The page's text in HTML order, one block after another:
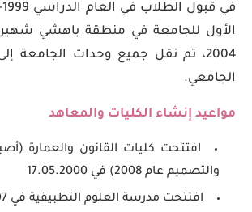
الأول للجامعة في منطقة باهشي شهير.
2004، تم نقل جميع وحدات الجامعة
الجامعي.
مواعيد إنشاء الكليات والمعاهد
افتتحت كليات القانون والعمارة
والتصميم عام 2008) في 17.05.2000
افتتحت مدرسة العلوم التطبيقية في 13.03.2007.